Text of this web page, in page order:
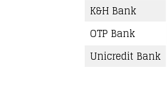
K&H Bank
OTP Bank
Unicredit Bank